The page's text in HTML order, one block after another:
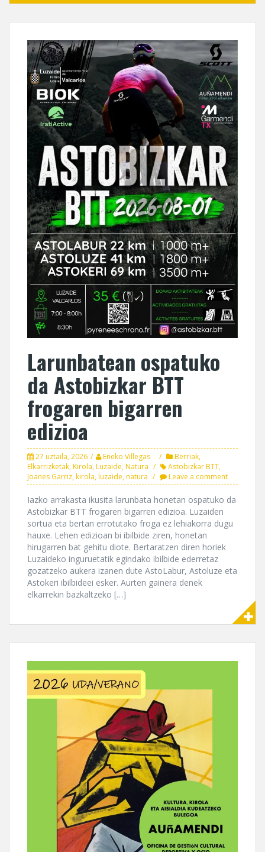
Larunbatean ospatuko
da Astobizkar BTT
frogaren bigarren
edizioa
27 uztaila, 2026 Eneko Villegas Berriak,
Elkarrizketak,Kirola,Luzaide,Natura Astobizkar BTT,
Joanes Garriz,kirola,luzaide,natura Leave a comment
Iazko arrakasta ikusita larunbata honetan ospatuko da
Astobizkar BTT frogaren bigarren edizioa. Luzaiden
sortua eta bertan errotutako froga ez lehiakorra dugu
hauxe. Lehen edizioan bi ibilbide ziren, honetan
hirugarren bat gehitu diote. Bertaratzen diren horiek
Luzaideko inguruetatik egindako ibilbide ederretaz
gozatzeko aukera izanen dute AstoLabur, Astoluze eta
Astokeri ibilbideei esker. Aurten gainera denek
elkarrekin bazkaltzeko […]